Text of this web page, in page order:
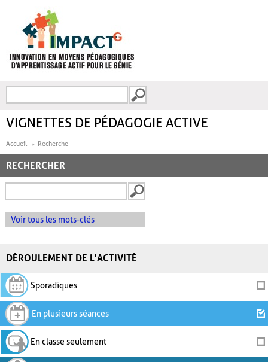
FORMULAIRE DE
VIGNETTES DE PÉDAGOGIE ACTIVE
Accueil Recherche
RECHERCHER
Voir tous les mots-clés
DÉROULEMENT DE L'ACTIVITÉ
Sporadiques
En plusieurs séances
En classe seulement